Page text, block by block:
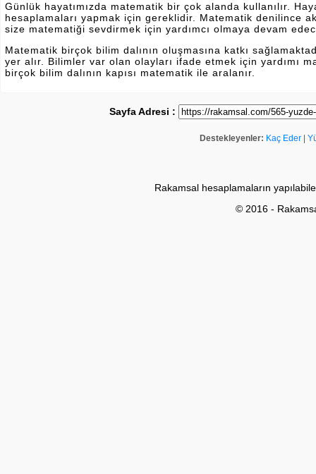
Günlük hayatımızda matematik bir çok alanda kullanılır.
hesaplamaları yapmak için gereklidir. Matematik denilince
size matematiği sevdirmek için yardımcı olmaya devam
Matematik birçok bilim dalının oluşmasına katkı
yer alır. Bilimler var olan olayları ifade etmek için yardımı
birçok bilim dalının kapısı matematik ile aralanır.
Sayfa Adresi :
Destekleyenler: Kaç Eder
Rakamsal hesaplamaların
© 2016 -